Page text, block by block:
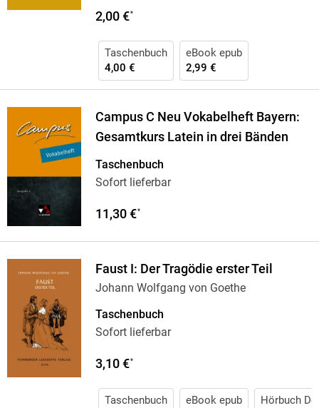
2,00 €*
Taschenbuch
4,00 €
eBook epub
2,99 €
Campus C Neu Vokabelheft Bayern:
Gesamtkurs Latein in drei Bänden
Taschenbuch
Sofort lieferbar
11,30 €*
Faust I: Der Tragödie erster Teil
Johann Wolfgang von Goethe
Taschenbuch
Sofort lieferbar
3,10 €*
Taschenbuch
eBook epub
Hörbuch